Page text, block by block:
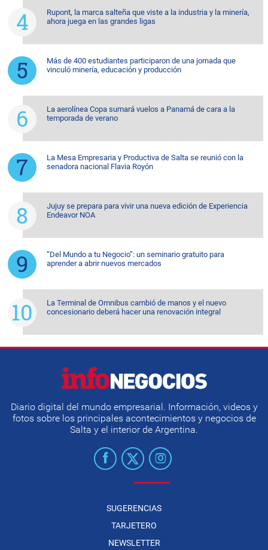
Rupont, la marca salteña que viste a la industria y la minería,
ahora juega en las grandes ligas
Más de 400 estudiantes participaron de una jornada que
vinculó minería, educación y producción
La aerolínea Copa sumará vuelos a Panamá de cara a la
temporada de verano
La Mesa Empresaria y Productiva de Salta se reunió con la
senadora nacional Flavia Royón
Jujuy se prepara para vivir una nueva edición de Experiencia
Endeavor NOA
“Del Mundo a tu Negocio”: un seminario gratuito para
aprender a abrir nuevos mercados
La Terminal de Omnibus cambió de manos y el nuevo
concesionario deberá hacer una renovación integral
Diario digital del mundo empresarial. Información, videos y
fotos sobre los principales acontecimientos y negocios de
Salta y el interior de Argentina.
SUGERENCIAS
TARJETERO
NEWSLETTER